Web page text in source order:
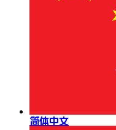
简体中文